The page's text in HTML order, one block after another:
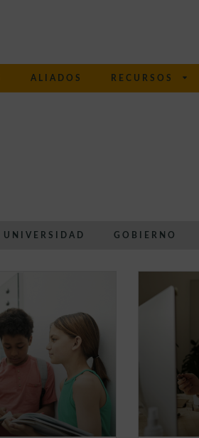
ALIADOS RECURSOS
UNIVERSIDAD GOBIERNO